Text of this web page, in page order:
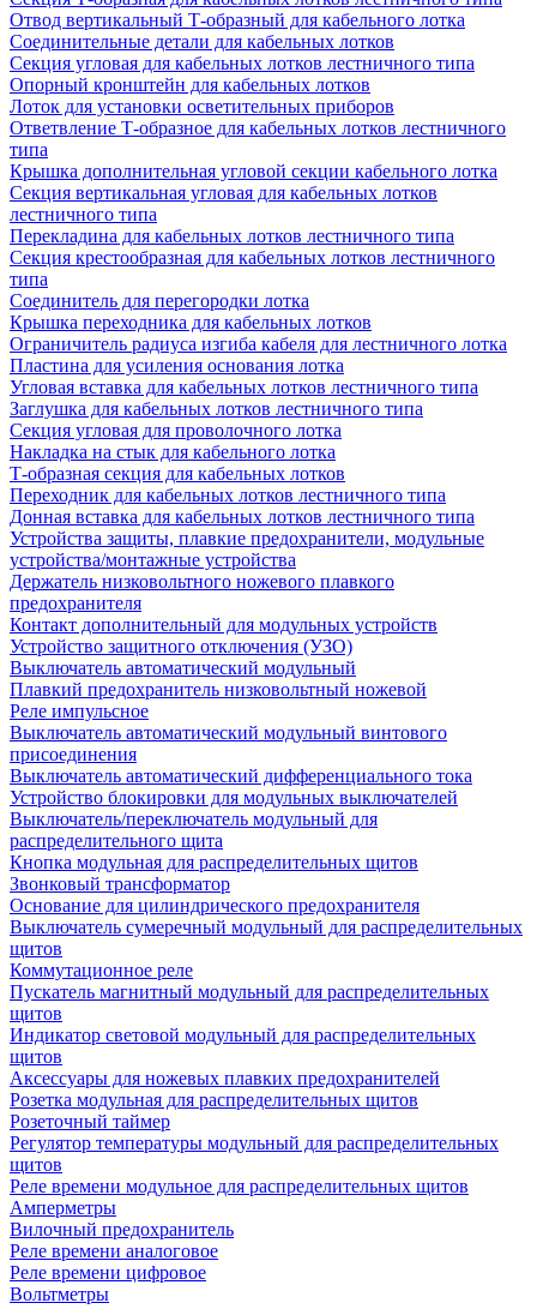
Отвод вертикальный Т-образный для кабельного лотка
Соединительные детали для кабельных лотков
Секция угловая для кабельных лотков лестничного типа
Опорный кронштейн для кабельных лотков
Лоток для установки осветительных приборов
Ответвление Т-образное для кабельных лотков лестничного
типа
Крышка дополнительная угловой секции кабельного лотка
Секция вертикальная угловая для кабельных лотков
лестничного типа
Перекладина для кабельных лотков лестничного типа
Секция крестообразная для кабельных лотков лестничного
типа
Соединитель для перегородки лотка
Крышка переходника для кабельных лотков
Ограничитель радиуса изгиба кабеля для лестничного лотка
Пластина для усиления основания лотка
Угловая вставка для кабельных лотков лестничного типа
Заглушка для кабельных лотков лестничного типа
Секция угловая для проволочного лотка
Накладка на стык для кабельного лотка
Т-образная секция для кабельных лотков
Переходник для кабельных лотков лестничного типа
Донная вставка для кабельных лотков лестничного типа
Устройства защиты, плавкие предохранители, модульные
устройства/монтажные устройства
Держатель низковольтного ножевого плавкого
предохранителя
Контакт дополнительный для модульных устройств
Устройство защитного отключения (УЗО)
Выключатель автоматический модульный
Плавкий предохранитель низковольтный ножевой
Реле импульсное
Выключатель автоматический модульный винтового
присоединения
Выключатель автоматический дифференциального тока
Устройство блокировки для модульных выключателей
Выключатель/переключатель модульный для
распределительного щита
Кнопка модульная для распределительных щитов
Звонковый трансформатор
Основание для цилиндрического предохранителя
Выключатель сумеречный модульный для распределительных
щитов
Коммутационное реле
Пускатель магнитный модульный для распределительных
щитов
Индикатор световой модульный для распределительных
щитов
Аксессуары для ножевых плавких предохранителей
Розетка модульная для распределительных щитов
Розеточный таймер
Регулятор температуры модульный для распределительных
щитов
Реле времени модульное для распределительных щитов
Амперметры
Вилочный предохранитель
Реле времени аналоговое
Реле времени цифровое
Вольтметры